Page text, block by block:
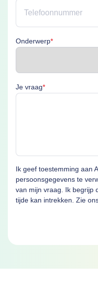
Onderwerp*Onderwerp is
Je vraag*Je vraag is
Ik geef toestemming aan
persoonsgegevens te
van mijn vraag. Ik begrijp
tijde kan intrekken. Zie